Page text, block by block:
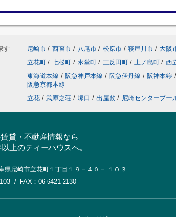
す 尼崎市 / 西宮市 / 八尾市 / 松原市 / 寝屋川市 / 大阪
立花町 / 七松町 / 水堂町 / 三反田町 / 上ノ島町 / 西
東海道本線 / 阪急神戸本線 / 阪急伊丹線 / 阪神本線 /
阪急京都本線
立花 / 武庫之荘 / 塚口 / 出屋敷 / 尼崎センタープー
貸・不動産情報なら
上のティーハウスへ。
県尼崎市立花町１丁目１９－４０－ １０３
/ FAX：06-6421-2130